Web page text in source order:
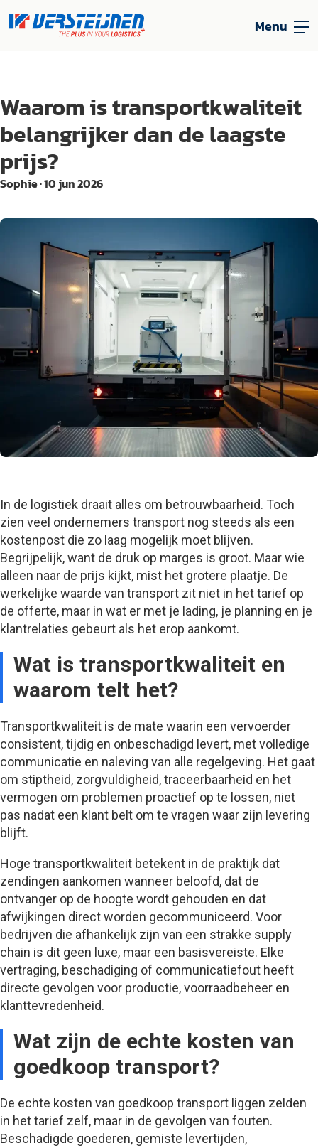
Menu
Waarom is transportkwaliteit
belangrijker dan de laagste
prijs?
Sophie·10 jun 2026
In de logistiek draait alles om betrouwbaarheid. Toch
zien veel ondernemers transport nog steeds als een
kostenpost die zo laag mogelijk moet blijven.
Begrijpelijk, want de druk op marges is groot. Maar wie
alleen naar de prijs kijkt, mist het grotere plaatje. De
werkelijke waarde van transport zit niet in het tarief op
de offerte, maar in wat er met je lading, je planning en je
klantrelaties gebeurt als het erop aankomt.
Wat is transportkwaliteit en
waarom telt het?
Transportkwaliteit is de mate waarin een vervoerder
consistent, tijdig en onbeschadigd levert, met volledige
communicatie en naleving van alle regelgeving. Het gaat
om stiptheid, zorgvuldigheid, traceerbaarheid en het
vermogen om problemen proactief op te lossen, niet
pas nadat een klant belt om te vragen waar zijn levering
blijft.
Hoge transportkwaliteit betekent in de praktijk dat
zendingen aankomen wanneer beloofd, dat de
ontvanger op de hoogte wordt gehouden en dat
afwijkingen direct worden gecommuniceerd. Voor
bedrijven die afhankelijk zijn van een strakke supply
chain is dit geen luxe, maar een basisvereiste. Elke
vertraging, beschadiging of communicatiefout heeft
directe gevolgen voor productie, voorraadbeheer en
klanttevredenheid.
Wat zijn de echte kosten van
goedkoop transport?
De echte kosten van goedkoop transport liggen zelden
in het tarief zelf, maar in de gevolgen van fouten.
Beschadigde goederen, gemiste levertijden,